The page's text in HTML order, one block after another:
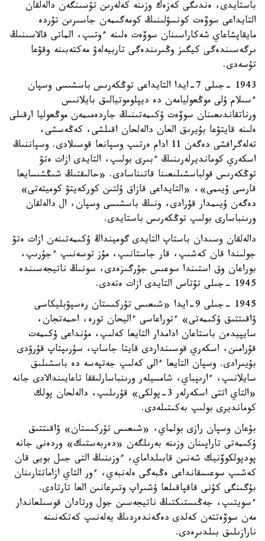
باستايدى، ەندىگى كەزەك وزىنە كەلەرىن تۇسىنگەن دالەلقان
التايداعى سوۆەت كونسۋلىنىڭ كومەگىمەن جاسىرىن تۇردە
مايقاپشاعاي شەكاراسىنان سوۆەت ەلىنە ءوتىپ، الماتى قالاسىنىڭ
ىرگەسىندەگى كيگىز وڭىرىندەگى تاربيەلەۋ مەكتەبىنە وقۋعا
تۇسەدى.
1943 -جىلى 7-ايدا التايداعى توڭكەرىس باسشىسى وسپان
ءسىلام ۇلى موڭعوليامەن دە ديپلوموتيالىق بايلانىس
ورناتقاندىعىنان سوۆەت ۇكىمەتىنىڭ جاردەمىمەن موڭعوليا ارقىلى
ەلىنە قايتۋعا بۇيرىق العان دالەلحان اقىلشى، كەڭەسشى،
تەلەگرافشى دەگەن 11 ادام ەرتىپ وسپانعا قوسىلادى. وسپاننىڭ
اسكەري كومانديرلەرىنىڭ ءبىرى بولىپ، التايدى ازات ەتۋ
توڭكەرىس قولباسشىلىعىنا قاتىناسادى. «حالىقتىڭ شىڭشىسايعا
قارسى ۇيىمى»، «التايداعى قازاق ۇلتىن كوركەيتۋ كوميتەتى»
دەگەن ۇيىمدار قۇرادى، ونىڭ باسشىسى وسپان، ال دالەلقان
ورىنباسارى بولىپ توڭكەرىس باستايدى.
دالەلقان وسىدان باستاپ التايدى گومينداڭ ۇكىمەتىنەن ازات ەتۋ
جولىندا قان كەشىپ، قار جاستانىپ، مۇز توسەنىپ ءجۇرىپ،
بوراعان وق استىندا سوعىس جۇرگىزەدى، سونىڭ ناتيجەسىندە
1945 -جىلى تۇتاس التايدى ازات ەتەدى.
1945 -جىلى 9-ايدا «شىعىس تۇركىستان رەسپۋبليكاسى
ۋاقىتتىق ۇكىمەتى» ءتوراعاسى ءاليحان تورە، احمەتجان،
سايپيدەن باستاعان ادامدار التايعا كەلىپ، مۇنداعى ۇكىمەت
قۇرامىن، اسكەري قوسىنداردى قايتا جاساپ، سۇرىپتاپ قۇرۋدى
بۇيىرادى. وسپان التايعا ءالى كەلىپ جەتپەسە دە باسشىلىق
سايلانىپ، ءارىپباي، شامسيلەر ورىنباسارلىققا تاعايىندالادى جانە
«التاي اتتى اسكەرلەر 3-پولكى» قۇرىلىپ، دالەلحان پولك
كومانديرى بولىپ بەكىتىلەدى.
بۇعان وسپان رازى بولماي، «شىعىس تۇركىستان» ۋاقىتتىق
ۇكىمەتى تاراپىنان وزىنە بەرىلگەن «دەربەستىك» وردەنى جانە
پودپولكوۆنيك شەنىن قابىلداماي، ءوزىنىڭ التى جىل بويى قان
كەشىپ سوعىسقانداعى ەڭبەگى ەلەنبەي، ءور التاي ازاماتتارىنان
بۇگىنگى كۇنى قاقپاقىلعا ۇشىراپ وتىرعانىن العا تارتادى.
ءسويتىپ، جەڭىستىكتىڭ ناتيجەسىن جول ورتادان قوسىلعاندار
مەن سوۆەتتەن كەلدى دەگەندەردىڭ يەلەنىپ كەتكەنىنە
نارازىلىق بىلدىرەدى.